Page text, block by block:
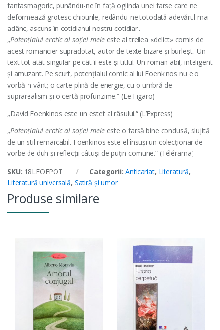
fantasmagoric, punându-ne în față oglinda unei farse care ne
deformează grotesc chipurile, redându-ne totodată adevărul mai
adânc, ascuns în cotidianul nostru cotidian.
„Potenţialul erotic al soţiei mele este al treilea «delict» comis de
acest romancier supradotat, autor de texte bizare şi burleşti. Un
text tot atât singular pe cât îi este şi titlul. Un roman abil, inteligent
şi amuzant. Pe scurt, potenţialul comic al lui Foenkinos nu e o
vorbă-n vânt; o carte plină de energie, cu o umbră de
suprarealism şi o certă profunzime.“ (Le Figaro)
„David Foenkinos este un estet al râsului.“ (L’Express)
„Potenţialul erotic al soţiei mele este o farsă bine condusă, slujită
de un stil remarcabil. Foenkinos este el însuşi un colecţionar de
vorbe de duh şi reflecţii câtuşi de puţin comune.“ (Télérama)
SKU: 18LFOEPOT Categorii:Anticariat, Literatură,
Literatură universală, Satiră și umor
Produse similare